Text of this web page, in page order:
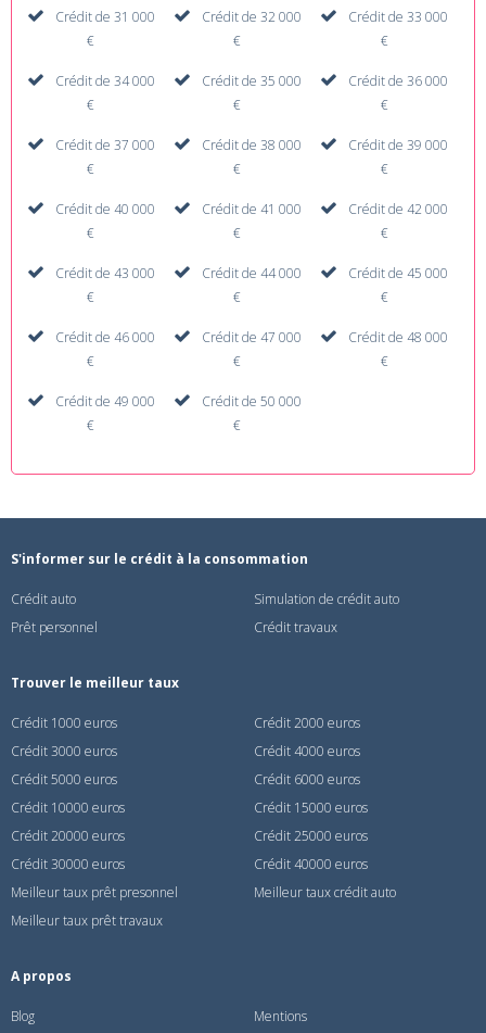
Crédit de 31 000
€
Crédit de 32 000
€
Crédit de 33 000
€
Crédit de 34 000
€
Crédit de 35 000
€
Crédit de 36 000
€
Crédit de 37 000
€
Crédit de 38 000
€
Crédit de 39 000
€
Crédit de 40 000
€
Crédit de 41 000
€
Crédit de 42 000
€
Crédit de 43 000
€
Crédit de 44 000
€
Crédit de 45 000
€
Crédit de 46 000
€
Crédit de 47 000
€
Crédit de 48 000
€
Crédit de 49 000
€
Crédit de 50 000
€
S'informer sur le crédit à la consommation
Crédit auto
Simulation de crédit auto
Prêt personnel
Crédit travaux
Trouver le meilleur taux
Crédit 1000 euros
Crédit 2000 euros
Crédit 3000 euros
Crédit 4000 euros
Crédit 5000 euros
Crédit 6000 euros
Crédit 10000 euros
Crédit 15000 euros
Crédit 20000 euros
Crédit 25000 euros
Crédit 30000 euros
Crédit 40000 euros
Meilleur taux prêt presonnel
Meilleur taux crédit auto
Meilleur taux prêt travaux
A propos
Blog Mentions